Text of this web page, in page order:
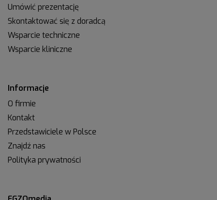
Umówić prezentację
Skontaktować się z doradcą
Wsparcie techniczne
Wsparcie kliniczne
Informacje
O firmie
Kontakt
Przedstawiciele w Polsce
Znajdź nas
Polityka prywatności